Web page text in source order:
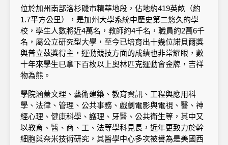
位於加州南部洛杉磯市精華地段，佔地約419英畝（約
1.7平方公里），是加州大學系統中歷史第二悠久的學
校，學生人數將近4萬名，教師約4千名，職員約2萬6千
名，屬公立研究型大學，至今已培育出十幾位諾貝爾獎
與普立茲獎得主，運動競技方面的成績也非常耀眼，數
十年來學生已拿下百枚以上奧林匹克運動會金牌，吉祥
物為熊。
學院涵蓋文理、藝術建築、教育資訊、工程與應用科
學、法律、管理、公共事務、戲劇電影與電視、醫、神
經心理、健康科學、護理、牙醫、公共衛生等，其中又
以教育、醫、商、工、法等學科見長，近年更致力於幹
細胞與奈米技術研究，其醫學中心多次被譽為是美國西